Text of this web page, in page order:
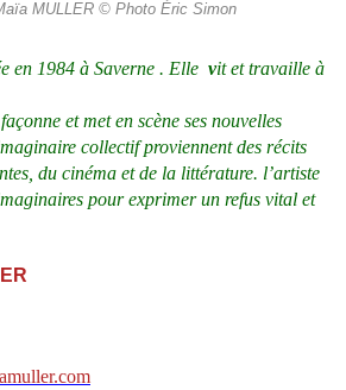
MULLER © Photo Éric Simon
en 1984 à Saverne . Elle vit et travaille à
et met en scène ses nouvelles
collectif proviennent des récits
du cinéma et de la littérature. l’artiste
pour exprimer un refus vital et